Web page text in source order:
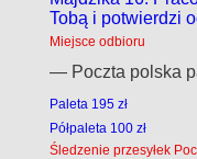
Tobą i potwierdzi
Miejsce odbioru
— Poczta polska
Paleta 195 zł
Półpaleta 100 zł
Śledzenie przesyłek